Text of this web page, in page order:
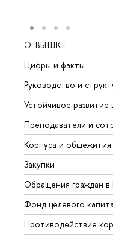
О ВЫШКЕ
Цифры и факты
Руководство и
Устойчивое
Преподаватели и
Корпуса и общежития
Закупки
Обращения граждан
Фонд целевого
Противодействие